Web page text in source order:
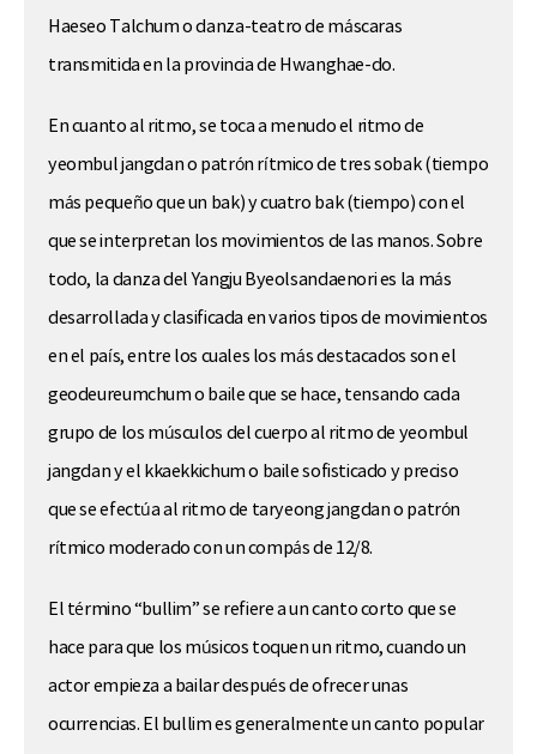
Haeseo Talchum o danza-teatro de máscaras
transmitida en la provincia de Hwanghae-do.
En cuanto al ritmo, se toca a menudo el ritmo de
yeombul jangdan o patrón rítmico de tres sobak (tiempo
más pequeño que un bak) y cuatro bak (tiempo) con el
que se interpretan los movimientos de las manos. Sobre
todo, la danza del Yangju Byeolsandaenori es la más
desarrollada y clasificada en varios tipos de movimientos
en el país, entre los cuales los más destacados son el
geodeureumchum o baile que se hace, tensando cada
grupo de los músculos del cuerpo al ritmo de yeombul
jangdan y el kkaekkichum o baile sofisticado y preciso
que se efectúa al ritmo de taryeong jangdan o patrón
rítmico moderado con un compás de 12/8.
El término “bullim” se refiere a un canto corto que se
hace para que los músicos toquen un ritmo, cuando un
actor empieza a bailar después de ofrecer unas
ocurrencias. El bullim es generalmente un canto popular